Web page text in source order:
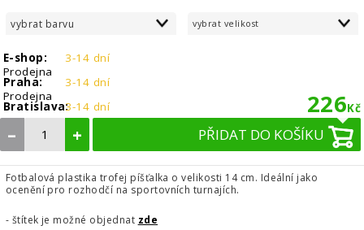
vybrat barvu vybrat velikost
E-shop:
3-14 dní
Prodejna
Praha:
3-14 dní
Prodejna
Bratislava:3-14 dní 226Kč
– + PŘIDAT DO KOŠÍKU
Fotbalová plastika trofej píšťalka o velikosti 14 cm. Ideální jako
ocenění pro rozhodčí na sportovních turnajích.
- štítek je možné objednat zde